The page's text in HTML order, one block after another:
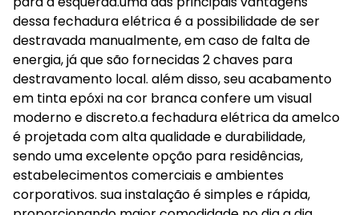
dessa fechadura elétrica é a possibilidade de ser
destravada manualmente, em caso de falta de
energia, já que são fornecidas 2 chaves para
destravamento local. além disso, seu acabamento
em tinta epóxi na cor branca confere um visual
moderno e discreto.a fechadura elétrica da amelco
é projetada com alta qualidade e durabilidade,
sendo uma excelente opção para residências,
estabelecimentos comerciais e ambientes
corporativos. sua instalação é simples e rápida,